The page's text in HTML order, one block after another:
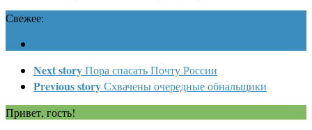
Свежее:
Next storyПора спасать Почту России
Previous storyСхвачены очередные обнальщики
Привет, гость!